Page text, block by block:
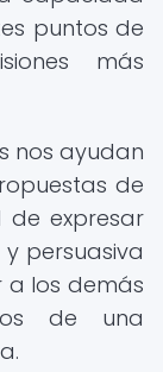
puntos de
más
nos ayudan
de
expresar
persuasiva
los demás
de una